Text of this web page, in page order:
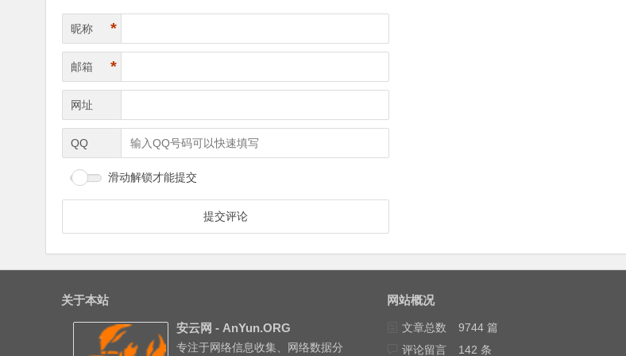
昵称 *
邮箱 *
网址
QQ
滑动解锁才能提交
关于本站
安云网 - AnYun.ORG
专注于网络信息收集、网络数据分
网站概况
文章总数
9744 篇
评论留言
142 条